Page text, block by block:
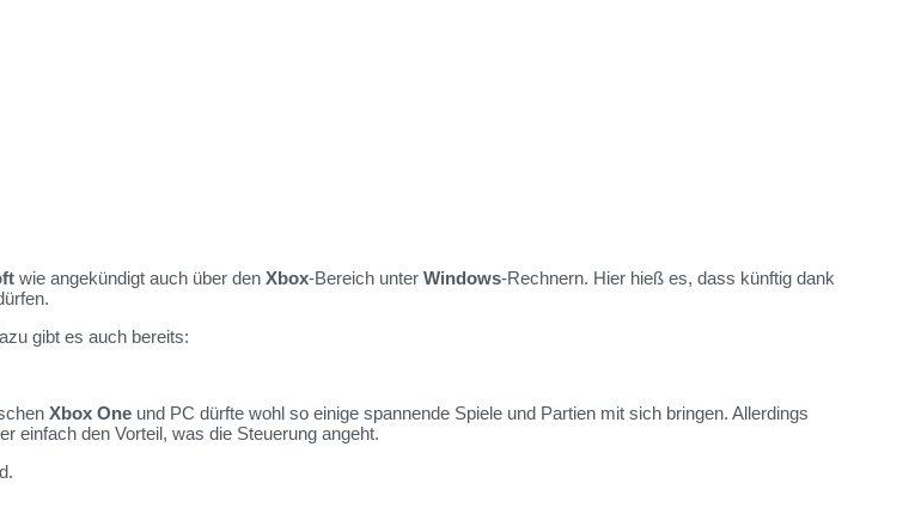
wie angekündigt auch über den Xbox-Bereich unter Windows-Rechnern. Hier hieß es, dass künftig dank
gibt es auch bereits:
Xbox One und PC dürfte wohl so einige spannende Spiele und Partien mit sich bringen. Allerdings
einfach den Vorteil, was die Steuerung angeht.